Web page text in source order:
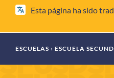
Esta página ha sido
Migaja
ESCUELAS ESCUELA